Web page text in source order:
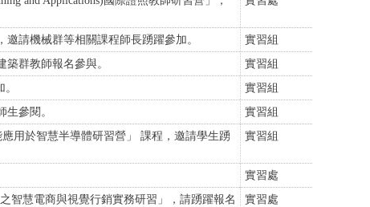
請機械群等相關課程師長踴躍參加。
實習組
群教師報名參與。
實習組
實習組
參閱。
實習組
用於智慧半導體研習營」 課程，邀請學生踴
實習組
實習處
智慧電商與視覺行銷實務研習」，請踴躍報名
實習處